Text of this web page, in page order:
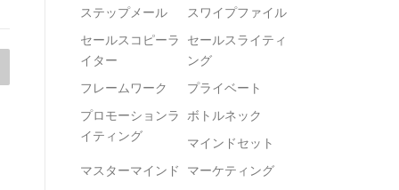
ステップメール
スワイプファイル
セールスコピーラ
イター
セールスライティ
ング
フレームワーク
プライベート
プロモーションラ
イティング
ボトルネック
マインドセット
マスターマインド マーケティング